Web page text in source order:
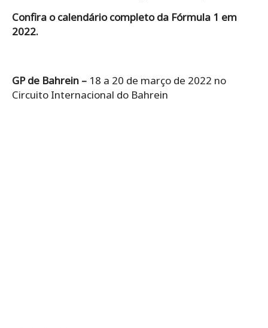
Confira o calendário completo da Fórmula 1 em
2022.
GP de Bahrein – 18 a 20 de março de 2022 no
Circuito Internacional do Bahrein